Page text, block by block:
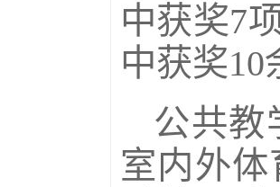
中获奖7
中获奖10
公共教
室内外